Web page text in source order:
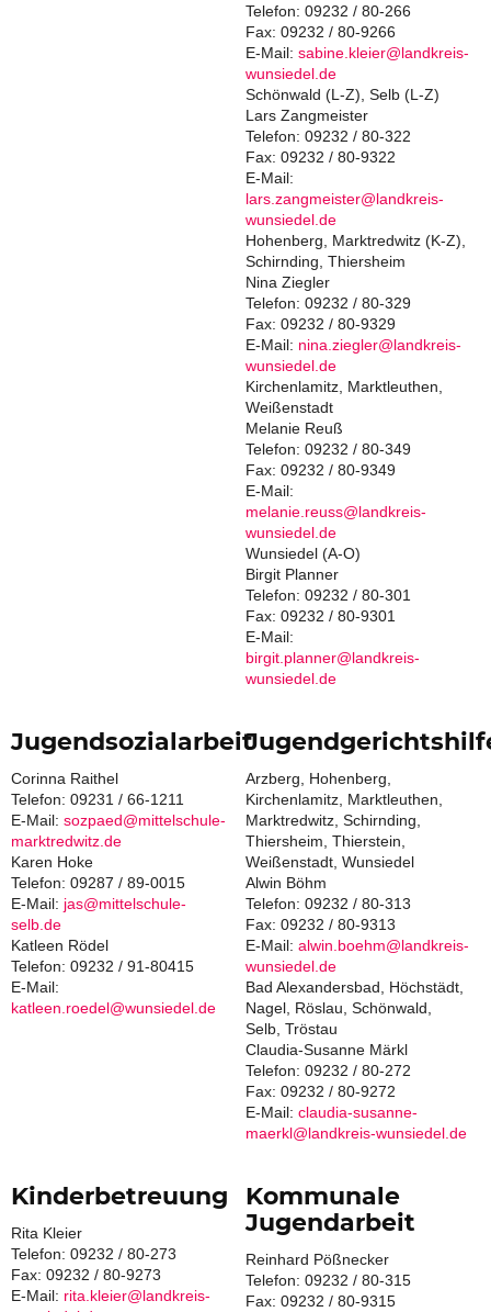
Telefon: 09232 / 80-266
Fax: 09232 / 80-9266
E-Mail: sabine.kleier@landkreis-
wunsiedel.de
Schönwald (L-Z), Selb (L-Z)
Lars Zangmeister
Telefon: 09232 / 80-322
Fax: 09232 / 80-9322
E-Mail:
lars.zangmeister@landkreis-
wunsiedel.de
Hohenberg, Marktredwitz (K-Z),
Schirnding, Thiersheim
Nina Ziegler
Telefon: 09232 / 80-329
Fax: 09232 / 80-9329
E-Mail: nina.ziegler@landkreis-
wunsiedel.de
Kirchenlamitz, Marktleuthen,
Weißenstadt
Melanie Reuß
Telefon: 09232 / 80-349
Fax: 09232 / 80-9349
E-Mail:
melanie.reuss@landkreis-
wunsiedel.de
Wunsiedel (A-O)
Birgit Planner
Telefon: 09232 / 80-301
Fax: 09232 / 80-9301
E-Mail:
birgit.planner@landkreis-
wunsiedel.de
Jugendsozialarbeit
Corinna Raithel
Telefon: 09231 / 66-1211
E-Mail: sozpaed@mittelschule-
marktredwitz.de
Karen Hoke
Telefon: 09287 / 89-0015
E-Mail: jas@mittelschule-
selb.de
Katleen Rödel
Telefon: 09232 / 91-80415
E-Mail:
katleen.roedel@wunsiedel.de
Arzberg, Hohenberg,
Kirchenlamitz, Marktleuthen,
Marktredwitz, Schirnding,
Thiersheim, Thierstein,
Weißenstadt, Wunsiedel
Alwin Böhm
Telefon: 09232 / 80-313
Fax: 09232 / 80-9313
E-Mail: alwin.boehm@landkreis-
wunsiedel.de
Bad Alexandersbad, Höchstädt,
Nagel, Röslau, Schönwald,
Selb, Tröstau
Claudia-Susanne Märkl
Telefon: 09232 / 80-272
Fax: 09232 / 80-9272
E-Mail: claudia-susanne-
maerkl@landkreis-wunsiedel.de
Kinderbetreuung
Rita Kleier
Telefon: 09232 / 80-273
Fax: 09232 / 80-9273
E-Mail: rita.kleier@landkreis-
Kommunale
Jugendarbeit
Reinhard Pößnecker
Telefon: 09232 / 80-315
Fax: 09232 / 80-9315